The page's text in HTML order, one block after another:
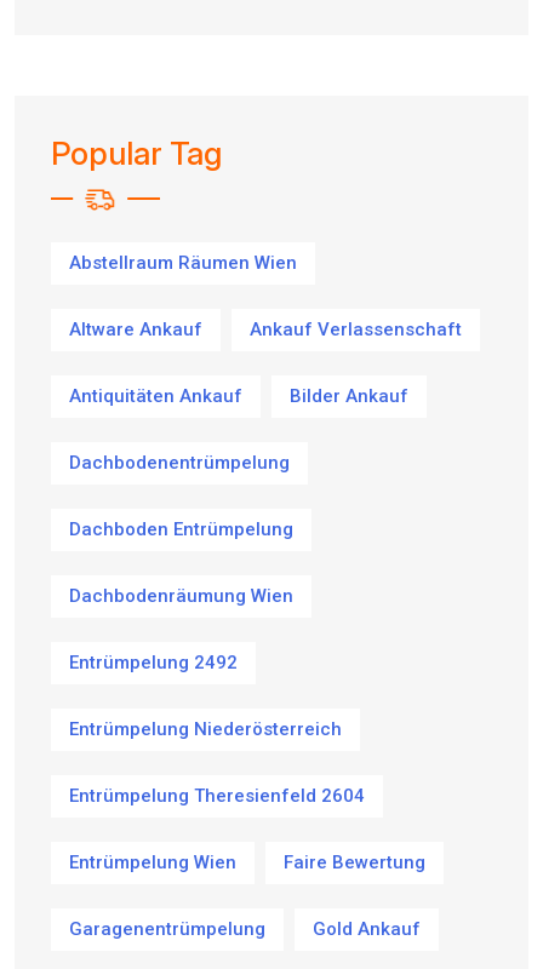
Popular Tag
Abstellraum Räumen Wien
Altware Ankauf Ankauf Verlassenschaft
Antiquitäten Ankauf Bilder Ankauf
Dachbodenentrümpelung
Dachboden Entrümpelung
Dachbodenräumung Wien
Entrümpelung 2492
Entrümpelung Niederösterreich
Entrümpelung Theresienfeld 2604
Entrümpelung Wien Faire Bewertung
Garagenentrümpelung Gold Ankauf